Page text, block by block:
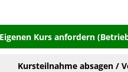
Eigenen Kurs anfordern
Kursteilnahme absagen /